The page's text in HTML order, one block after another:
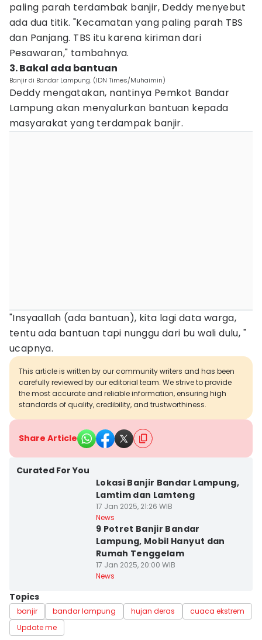
paling parah terdambak banjir, Deddy menyebut
ada dua titik. "Kecamatan yang paling parah TBS
dan Panjang. TBS itu karena kiriman dari
Pesawaran," tambahnya.
3. Bakal ada bantuan
Banjir di Bandar Lampung. (IDN Times/Muhaimin)
Deddy mengatakan, nantinya Pemkot Bandar
Lampung akan menyalurkan bantuan kepada
masyarakat yang terdampak banjir.
"Insyaallah (ada bantuan), kita lagi data warga,
tentu ada bantuan tapi nunggu dari bu wali dulu, "
ucapnya.
This article is written by our community writers and has been
carefully reviewed by our editorial team. We strive to provide
the most accurate and reliable information, ensuring high
standards of quality, credibility, and trustworthiness.
Share Article
Curated For You
Lokasi Banjir Bandar Lampung,
Lamtim dan Lamteng
17 Jan 2025, 21:26 WIB
News
9 Potret Banjir Bandar
Lampung, Mobil Hanyut dan
Rumah Tenggelam
17 Jan 2025, 20:00 WIB
News
Topics
banjir bandar lampung hujan deras
cuaca ekstrem
Update me